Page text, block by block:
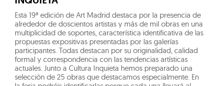
Esta 19ª edición de Art Madrid destaca por la presencia de
alrededor de doscientos artistas y más de mil obras en una
multiplicidad de soportes, característica identificativa de las
propuestas expositivas presentadas por las galerías
participantes. Todas destacan por su originalidad, calidad
formal y correspondencia con las tendencias artísticas
actuales. Junto a Cultura Inquieta hemos preparado una
selección de 25 obras que destacamos especialmente. En